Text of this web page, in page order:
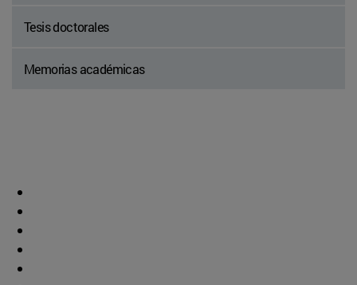
Tesis doctorales
Memorias académicas